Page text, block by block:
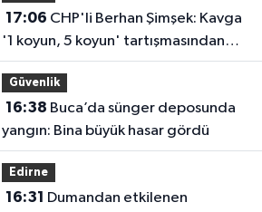
17:06
'1 koyun, 5 koyun' tartışmasından
çıktı
Güvenlik
16:38
yangın: Bina büyük hasar gördü
Edirne
16:31